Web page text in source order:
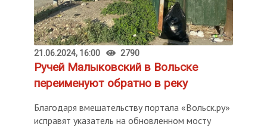
21.06.2024, 16:00 2790
Ручей Малыковский в Вольске
переименуют обратно в реку
Благодаря вмешательству портала «Вольск.ру»
исправят указатель на обновленном мосту